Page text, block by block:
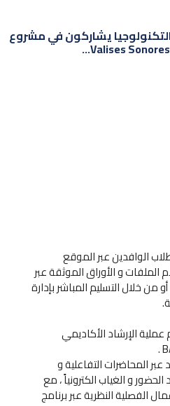
يشاركون في مشروع
Valises
الوافدين عبر الموقع
الملفات و الأوراق الموثقة عبر
من خلال التسليم المباشر بإدارة
عملية الإرشاد الأكاديمي
المحاضرات التفاعلية و
و الغياب الكترونياً ، مع
الفصلية النظرية عبر برنامج